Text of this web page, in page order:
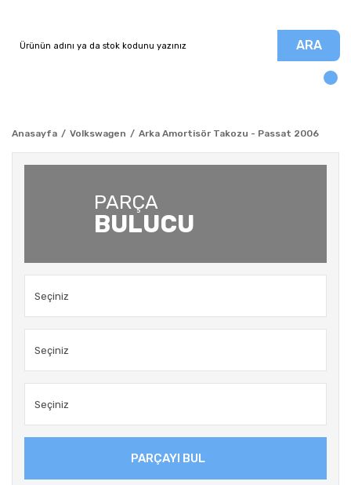
ARA
Anasayfa Volkswagen Arka Amortisör Takozu - Passat 2006
PARÇA
BULUCU
PARÇAYI BUL